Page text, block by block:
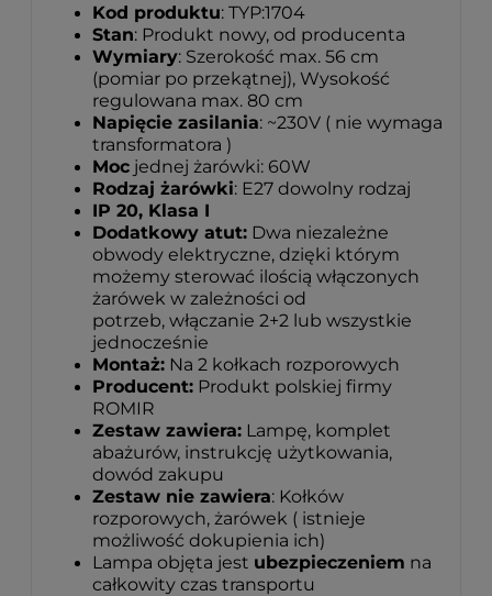
Kod produktu: TYP:1704
Stan: Produkt nowy, od producenta
Wymiary: Szerokość max. 56 cm
(pomiar po przekątnej), Wysokość
regulowana max. 80 cm
Napięcie zasilania: ~230V ( nie wymaga
transformatora )
Moc jednej żarówki: 60W
Rodzaj żarówki: E27 dowolny rodzaj
IP 20, Klasa I
Dodatkowy atut: Dwa niezależne
obwody elektryczne, dzięki którym
możemy sterować ilością włączonych
żarówek w zależności od
potrzeb, włączanie 2+2 lub wszystkie
jednocześnie
Montaż: Na 2 kołkach rozporowych
Producent: Produkt polskiej firmy
ROMIR
Zestaw zawiera: Lampę, komplet
abażurów, instrukcję użytkowania,
dowód zakupu
Zestaw nie zawiera: Kołków
rozporowych, żarówek ( istnieje
możliwość dokupienia ich)
Lampa objęta jest ubezpieczeniem na
całkowity czas transportu